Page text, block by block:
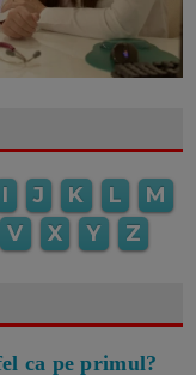
I J K L
M
V X Y Z
ca pe primul?